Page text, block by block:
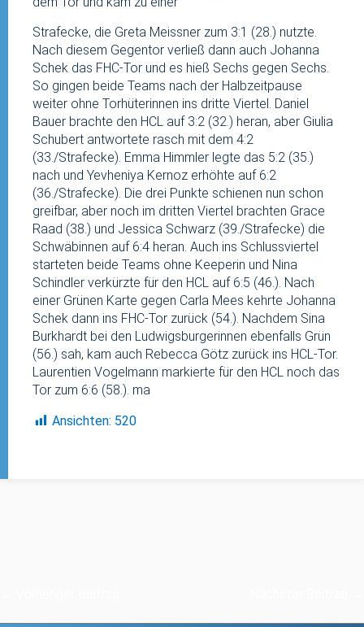
Strafecke, die Greta Meissner zum 3:1 (28.) nutzte.
Nach diesem Gegentor verließ dann auch Johanna
Schek das FHC-Tor und es hieß Sechs gegen Sechs.
So gingen beide Teams nach der Halbzeitpause
weiter ohne Torhüterinnen ins dritte Viertel. Daniel
Bauer brachte den HCL auf 3:2 (32.) heran, aber Giulia
Schubert antwortete rasch mit dem 4:2
(33./Strafecke). Emma Himmler legte das 5:2 (35.)
nach und Yevheniya Kernoz erhöhte auf 6:2
(36./Strafecke). Die drei Punkte schienen nun schon
greifbar, aber noch im dritten Viertel brachten Grace
Raad (38.) und Jessica Schwarz (39./Strafecke) die
Schwäbinnen auf 6:4 heran. Auch ins Schlussviertel
starteten beide Teams ohne Keeperin und Nina
Schindler verkürzte für den HCL auf 6:5 (46.). Nach
einer Grünen Karte gegen Carla Mees kehrte Johanna
Schek dann ins FHC-Tor zurück (54.). Nachdem Sina
Burkhardt bei den Ludwigsburgerinnen ebenfalls Grün
(56.) sah, kam auch Rebecca Götz zurück ins HCL-Tor.
Laurentien Vogelmann markierte für den HCL noch das
Tor zum 6:6 (58.). ma
Ansichten: 520